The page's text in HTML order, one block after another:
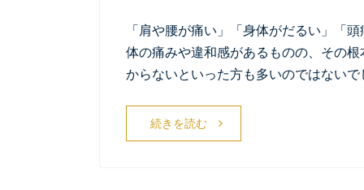
「肩や腰が痛い」「身体がだるい」「
体の痛みや違和感があるものの、その
からないといった方も多いのではない
続きを読む